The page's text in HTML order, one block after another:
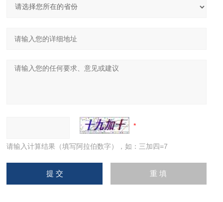
请输入计算结果（填写阿拉伯数字），如：三加四=7